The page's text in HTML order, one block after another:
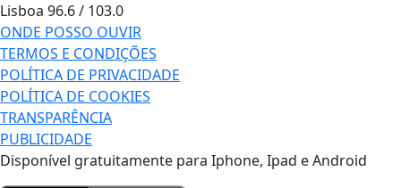
Lisboa 96.6 / 103.0
ONDE POSSO OUVIR
TERMOS E CONDIÇÕES
POLÍTICA DE PRIVACIDADE
POLÍTICA DE COOKIES
TRANSPARÊNCIA
PUBLICIDADE
Disponível gratuitamente para Iphone, Ipad e Android